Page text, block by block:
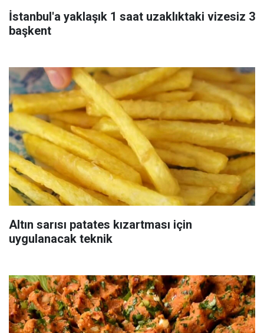
İstanbul'a yaklaşık 1 saat uzaklıktaki vizesiz 3
başkent
Altın sarısı patates kızartması için
uygulanacak teknik